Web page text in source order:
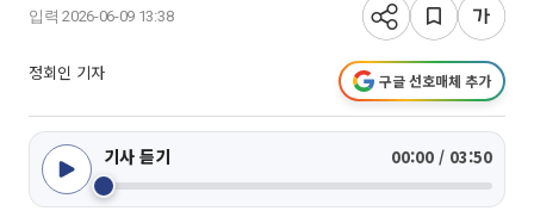
입력 2026-06-09 13:38
정회인 기자 구글 선호매체 추가
기사 듣기 00:00 / 03:50